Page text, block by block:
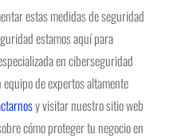
estas medidas de seguridad
estamos aquí para
en ciberseguridad
de expertos altamente
y visitar nuestro sitio web
cómo proteger tu negocio en